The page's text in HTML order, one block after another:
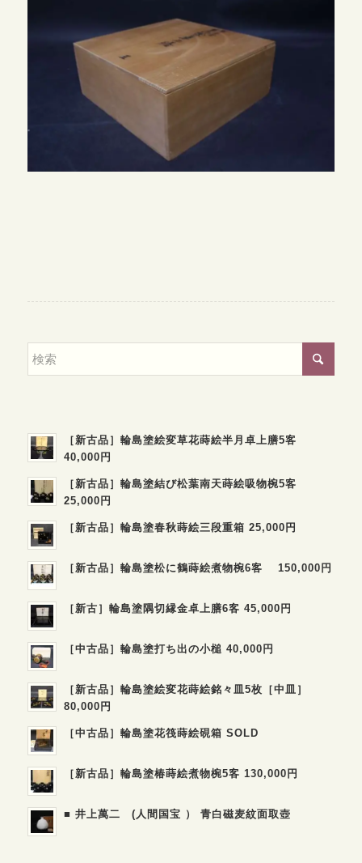
［新古品］輪島塗絵変草花蒔絵半月卓上膳5客
40,000円
［新古品］輪島塗結び松葉南天蒔絵吸物椀5客
25,000円
［新古品］輪島塗春秋蒔絵三段重箱 25,000円
［新古品］輪島塗松に鶴蒔絵煮物椀6客 150,000円
［新古］輪島塗隅切縁金卓上膳6客 45,000円
［中古品］輪島塗打ち出の小槌 40,000円
［新古品］輪島塗絵変花蒔絵銘々皿5枚［中皿］
80,000円
［中古品］輪島塗花筏蒔絵硯箱 SOLD
［新古品］輪島塗椿蒔絵煮物椀5客 130,000円
■ 井上萬二 (人間国宝 ） 青白磁麦紋面取壺